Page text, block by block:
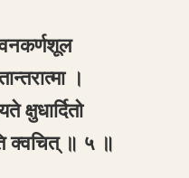
।
क्षुधार्दितो
क्‍वचित् ॥ ५ ॥